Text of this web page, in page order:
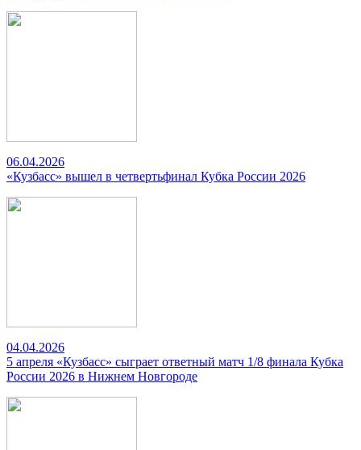
06.04.2026
«Кузбасс» вышел в четвертьфинал Кубка России 2026
04.04.2026
5 апреля «Кузбасс» сыграет ответный матч 1/8 финала Кубка
России 2026 в Нижнем Новгороде